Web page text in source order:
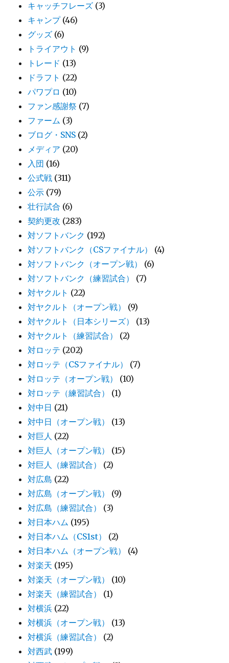
キャッチフレーズ (3)
キャンプ(46)
グッズ (6)
トライアウト (9)
トレード (13)
ドラフト (22)
パワプロ (10)
ファン感謝祭 (7)
ファーム (3)
ブログ・SNS (2)
メディア (20)
入団 (16)
公式戦 (311)
公示 (79)
壮行試合 (6)
契約更改 (283)
対ソフトバンク (192)
対ソフトバンク（CSファイナル）
(4)
対ソフトバンク（オープン戦）
(6)
対ソフトバンク（練習試合）
(7)
対ヤクルト (22)
対ヤクルト（オープン戦）
(9)
対ヤクルト（日本シリーズ）
(13)
対ヤクルト（練習試合）
(2)
対ロッテ (202)
対ロッテ（CSファイナル）
(7)
対ロッテ（オープン戦）
(10)
対ロッテ（練習試合）
(1)
対中日 (21)
対中日（オープン戦）
(13)
対巨人 (22)
対巨人（オープン戦）
(15)
対巨人（練習試合）
(2)
対広島 (22)
対広島（オープン戦）
(9)
対広島（練習試合）
(3)
対日本ハム (195)
対日本ハム（CS1st）
(2)
対日本ハム（オープン戦）
(4)
対楽天 (195)
対楽天（オープン戦）
(10)
対楽天（練習試合）
(1)
対横浜 (22)
対横浜（オープン戦）
(13)
対横浜（練習試合）
(2)
対西武 (199)